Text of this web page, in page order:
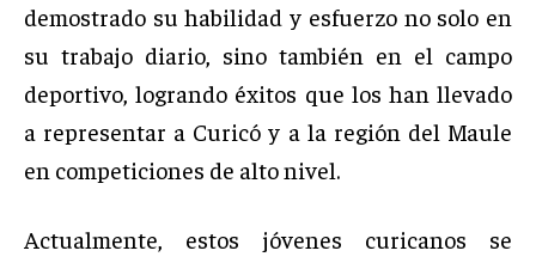
demostrado su habilidad y esfuerzo no solo en
su trabajo diario, sino también en el campo
deportivo, logrando éxitos que los han llevado
a representar a Curicó y a la región del Maule
en competiciones de alto nivel.
Actualmente, estos jóvenes curicanos se